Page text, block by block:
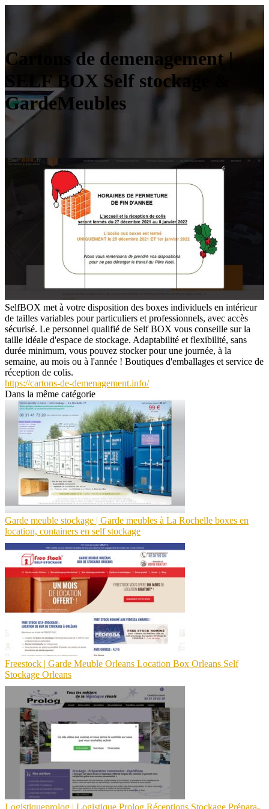
Cartons de demenage­ment |
SELF BOX Self stockage &
GardeMeubles
SelfBOX met à votre disposition des boxes individuels en intérieur
de tailles variables pour particuliers et professionnels, avec accès
sécurisé. Le personnel qualifié de Self BOX vous conseille sur la
taille idéale d'espace de stockage. Adaptabilité et flexibilité, sans
durée minimum, vous pouvez stocker pour une journée, à la
semaine, au mois ou à l'année ! Boutiques d'emballages et service de
réception de colis.
https://cartons-de-demenagement.info/
Dans la même catégorie
Garde meuble stockage | Garde meubles à La Rochelle boxes en
location, containers en self stockage
Freestock | Garde Meuble Orleans Location Box Orleans Self
Stockage Orleans
Logistiquep­ro­log | Logistique Prolog Réceptions Stockage Prépara­